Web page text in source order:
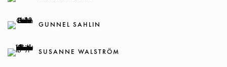
GUNNEL SAHLIN
SUSANNE WALSTRÖM